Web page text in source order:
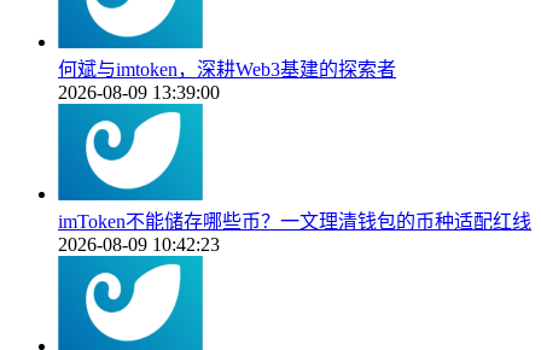
何斌与imtoken，深耕Web3基建的探索者
2026-08-09 13:39:00
imToken不能储存哪些币？一文理清钱包的币种适配红线
2026-08-09 10:42:23